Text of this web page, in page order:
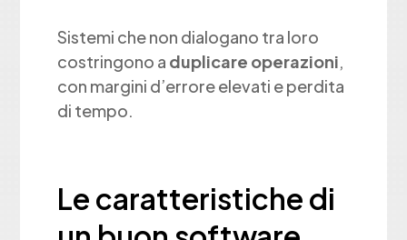
Sistemi che non dialogano tra loro
costringono a duplicare operazioni,
con margini d’errore elevati e perdita
di tempo.
Le caratteristiche di